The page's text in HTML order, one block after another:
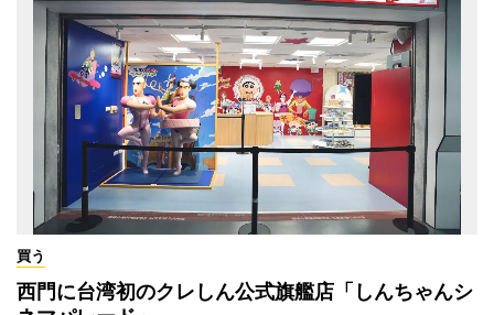
買う
西門に台湾初のクレしん公式旗艦店「しんちゃんシ